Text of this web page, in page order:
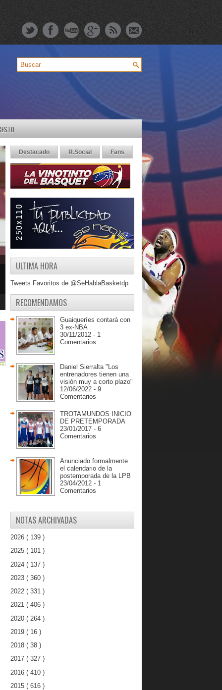
Destacado R.Social Fans
ULTIMA HORA
Tweets Favoritos de @SeHablaBasketdp
RECOMENDAMOS
Guaiqueríes contará con
3 ex-NBA
30/11/2012 - 1
Comentarios
Daniel Sierralta "Los
entrenadores tienen una
visión muy a corto plazo"
12/06/2022 - 9
Comentarios
TROTAMUNDOS INICIO
DE PRETEMPORADA
23/01/2017 - 6
Comentarios
Anunciado formalmente
el calendario de la
postemporada de la LPB
23/04/2012 - 1
Comentarios
NOTAS ARCHIVADAS
2026 ( 139 )
2025 ( 101 )
2024 ( 137 )
2023 ( 360 )
2022 ( 331 )
2021 ( 406 )
2020 ( 264 )
2019 ( 16 )
2018 ( 38 )
2017 ( 327 )
2016 ( 410 )
2015 ( 616 )